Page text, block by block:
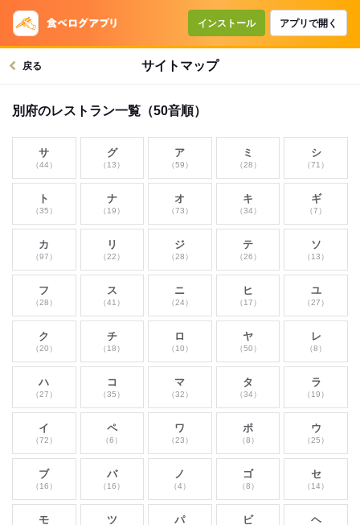
インストール アプリで開く
サイトマップ
戻る
別府のレストラン一覧（50音順）
サ
（44）
グ
（13）
ア
（59）
ミ
（28）
シ
（71）
ト
（35）
ナ
（19）
オ
（73）
キ
（34）
ギ
（7）
カ
（97）
リ
（22）
ジ
（28）
テ
（26）
ソ
（13）
フ
（28）
ス
（41）
ニ
（24）
ヒ
（17）
ユ
（27）
ク
（20）
チ
（18）
ロ
（10）
ヤ
（50）
レ
（8）
ハ
（27）
コ
（35）
マ
（32）
タ
（34）
ラ
（19）
イ
（72）
ペ
（6）
ワ
（23）
ポ
（8）
ウ
（25）
ブ
（16）
バ
（16）
ノ
（4）
ゴ
（8）
セ
（14）
モ ツ パ ビ ヘ